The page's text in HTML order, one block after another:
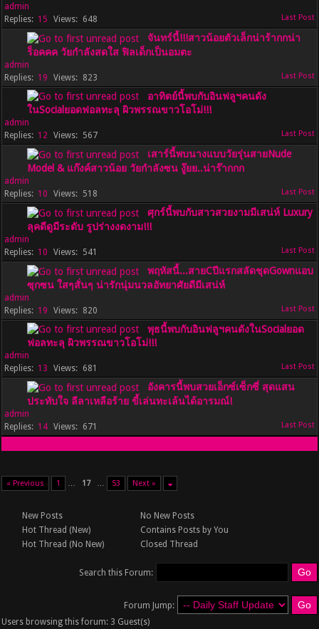
admin
15
648
จันทร์นี้!!!สาวน้อยตัวเล็กน่าร้ากกน่า
ร็อคคค วัยกำลังสดใส ฟิลเด็กเป็นอมตะ
admin
19
823
อาทิตย์นี้พบกับอินฟลูฯคนดัง
ในSocialยอดฟอลทะลุ ผิวพรรณขาวโอโม่!!!
admin
12
567
เสาร์นี้พบนางแบบวัยรุ่นสายNude
Model & แก๊งค์สาวน้อย วัยกำลังซน งู๊ยย..น่าร๊ากกก
admin
10
518
ศุกร์นี้พบกับสาวสวยงามมีเสน่ห์ Luxury
ลุคดีดูมีระดับ รูปร่างงดงาม!!!
admin
10
541
พฤหัสนี้...สายCปีแรกสลัดชุดGownแอบ
ซุกซน ใสๆสั่นๆ น่ารักนุ่มนวลอัทยาศัยดีมีเสน่ห์
admin
19
820
พุธนี้พบกับอินฟลูฯคนดังในSocialยอด
ฟอลทะลุ ผิวพรรณขาวโอโม่!!!
admin
13
681
อังคารนี้พบสวยเอ็กซ์เซ็กซี่ สุดแสน
ประทับใจ ลีลาเหลือร้าย ขี้เล่นทะเล้นได้อารมณ์!
admin
14
671
« Previous 1 … 17 … 53 Next »
New Posts
Hot Thread (New)
Hot Thread (No New)
No New Posts
Contains Posts by You
Closed Thread
Search this Forum:
Forum Jump:
Users browsing this forum: 3 Guest(s)